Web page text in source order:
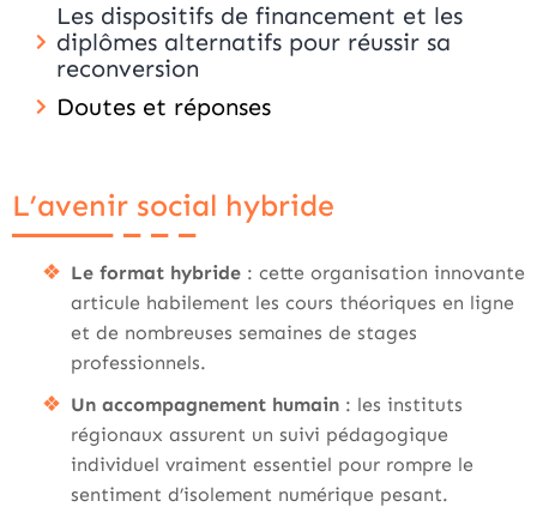
Les dispositifs de financement et les
diplômes alternatifs pour réussir sa
reconversion
Doutes et réponses
L’avenir social hybride
Le format hybride : cette organisation innovante
articule habilement les cours théoriques en ligne
et de nombreuses semaines de stages
professionnels.
Un accompagnement humain : les instituts
régionaux assurent un suivi pédagogique
individuel vraiment essentiel pour rompre le
sentiment d’isolement numérique pesant.